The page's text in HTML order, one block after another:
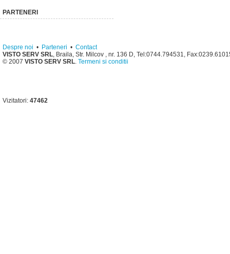
PARTENERI
Despre noi • Parteneri • Contact
VISTO SERV SRL, Braila, Str. Milcov , nr. 136 D, Tel:0744.794531,
© 2007 VISTO SERV SRL. Termeni si conditii
Vizitatori: 47462